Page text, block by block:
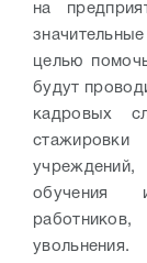
на
целью
будут
кадровых
учреждений,
обучения
увольнения.